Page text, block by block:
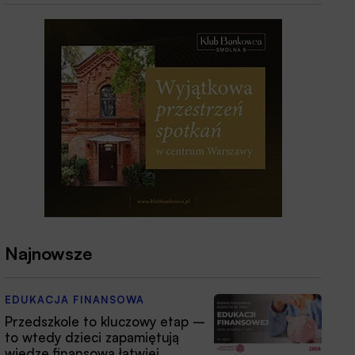
Najnowsze
EDUKACJA FINANSOWA
Przedszkole to kluczowy etap –
to wtedy dzieci zapamiętują